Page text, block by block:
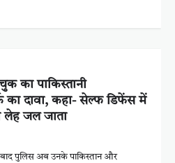
का पाकिस्तानी
दावा, कहा- सेल्फ डिफेंस में
लेह जल जाता
पुलिस अब उनके पाकिस्तान और